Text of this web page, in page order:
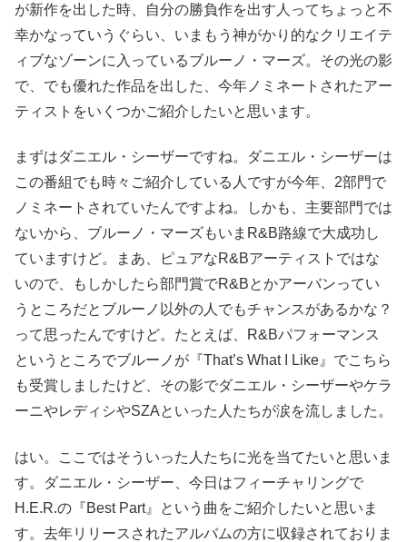
が新作を出した時、自分の勝負作を出す人ってちょっと不
幸かなっていうぐらい、いまもう神がかり的なクリエイテ
ィブなゾーンに入っているブルーノ・マーズ。その光の影
で、でも優れた作品を出した、今年ノミネートされたアー
ティストをいくつかご紹介したいと思います。
まずはダニエル・シーザーですね。ダニエル・シーザーは
この番組でも時々ご紹介している人ですが今年、2部門で
ノミネートされていたんですよね。しかも、主要部門では
ないから、ブルーノ・マーズもいまR&B路線で大成功し
ていますけど。まあ、ピュアなR&Bアーティストではな
いので、もしかしたら部門賞でR&Bとかアーバンってい
うところだとブルーノ以外の人でもチャンスがあるかな？
って思ったんですけど。たとえば、R&Bパフォーマンス
というところでブルーノが『That’s What I Like』でこちら
も受賞しましたけど、その影でダニエル・シーザーやケラ
ーニやレディシやSZAといった人たちが涙を流しました。
はい。ここではそういった人たちに光を当てたいと思いま
す。ダニエル・シーザー、今日はフィーチャリングで
H.E.R.の『Best Part』という曲をご紹介したいと思いま
す。去年リリースされたアルバムの方に収録されておりま